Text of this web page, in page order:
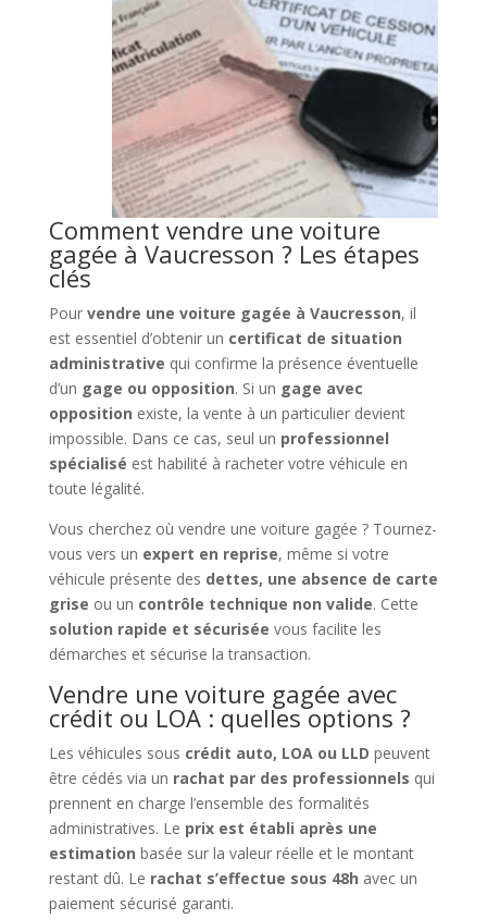
Comment vendre une voiture
gagée à Vaucresson ? Les étapes
clés
Pour vendre une voiture gagée à Vaucresson, il
est essentiel d’obtenir un certificat de situation
administrative qui confirme la présence éventuelle
d’un gage ou opposition. Si un gage avec
opposition existe, la vente à un particulier devient
impossible. Dans ce cas, seul un professionnel
spécialisé est habilité à racheter votre véhicule en
toute légalité.
Vous cherchez où vendre une voiture gagée ? Tournez-
vous vers un expert en reprise, même si votre
véhicule présente des dettes, une absence de carte
grise ou un contrôle technique non valide. Cette
solution rapide et sécurisée vous facilite les
démarches et sécurise la transaction.
Vendre une voiture gagée avec
crédit ou LOA : quelles options ?
Les véhicules sous crédit auto, LOA ou LLD peuvent
être cédés via un rachat par des professionnels qui
prennent en charge l’ensemble des formalités
administratives. Le prix est établi après une
estimation basée sur la valeur réelle et le montant
restant dû. Le rachat s’effectue sous 48h avec un
paiement sécurisé garanti.